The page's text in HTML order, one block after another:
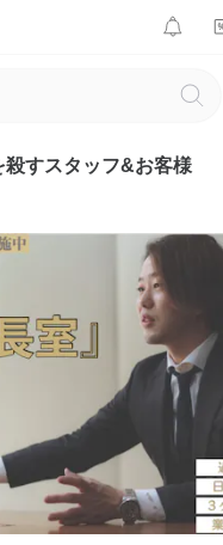
殺すスタッフ&お客様